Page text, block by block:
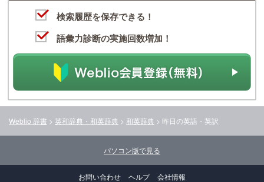
検索履歴を保存できる！
語彙力診断の実施回数増加！
Weblio 辞書 > 英和辞典・和英辞典 > 和英辞典 > 昨日の英語・英訳
パソコン版で見る
お問い合わせ ヘルプ 会社情報